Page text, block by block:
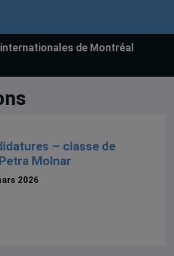
de Montréal
– classe de
Molnar
2026